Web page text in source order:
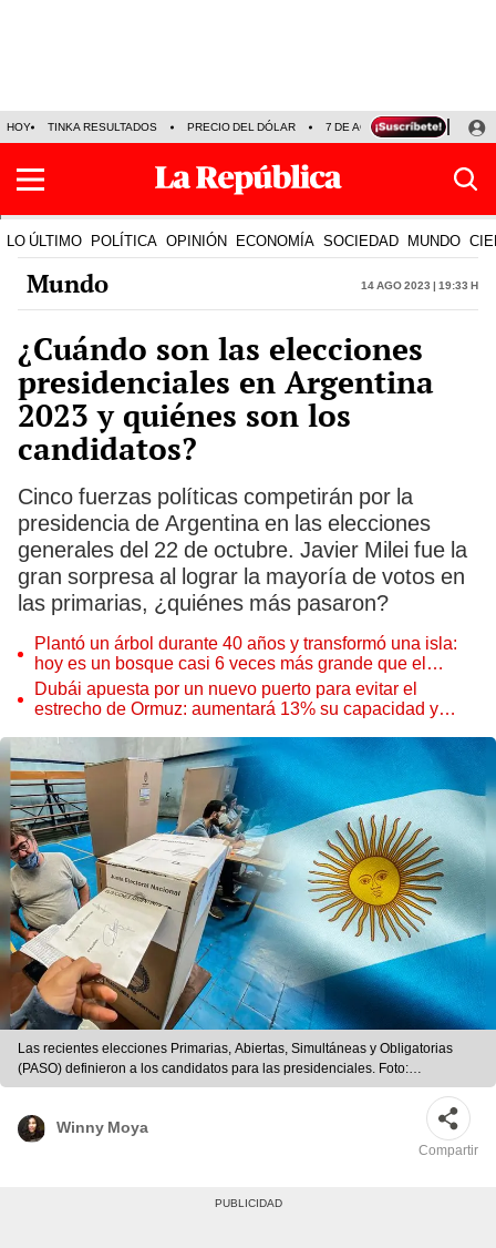
HOY TINKA RESULTADOS PRECIO DEL DÓLAR 7 DE AGOSTO OLLANTA
LO ÚLTIMO POLÍTICA OPINIÓN ECONOMÍA SOCIEDAD MUNDO
Mundo 14 Ago 2023 | 19:33 h
¿Cuándo son las elecciones
presidenciales en Argentina
2023 y quiénes son los
candidatos?
Cinco fuerzas políticas competirán por la
presidencia de Argentina en las elecciones
generales del 22 de octubre. Javier Milei fue la
gran sorpresa al lograr la mayoría de votos en
las primarias, ¿quiénes más pasaron?
Plantó un árbol durante 40 años y transformó una isla:
hoy es un bosque casi 6 veces más grande que el
Parque de las Leyendas
Dubái apuesta por un nuevo puerto para evitar el
estrecho de Ormuz: aumentará 13% su capacidad y
Las recientes elecciones Primarias, Abiertas, Simultáneas y Obligatorias
(PASO) definieron a los candidatos para las presidenciales. Foto:
composición LR
Winny Moya
Compartir